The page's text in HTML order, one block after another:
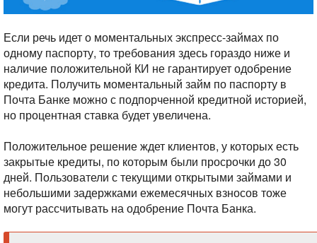
Если речь идет о моментальных экспресс-займах по
одному паспорту, то требования здесь гораздо ниже и
наличие положительной КИ не гарантирует одобрение
кредита. Получить моментальный займ по паспорту в
Почта Банке можно с подпорченной кредитной историей,
но процентная ставка будет увеличена.
Положительное решение ждет клиентов, у которых есть
закрытые кредиты, по которым были просрочки до 30
дней. Пользователи с текущими открытыми займами и
небольшими задержками ежемесячных взносов тоже
могут рассчитывать на одобрение Почта Банка.